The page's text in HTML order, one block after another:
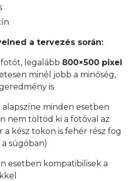
a tervezés során:
fotót, legalább 800×500 pixel
minél jobb a minőség,
is
minden esetben
nem töltöd ki a fotóval az
kész tokon is fehér rész fog
súgóban)
esetben kompatibilisek a